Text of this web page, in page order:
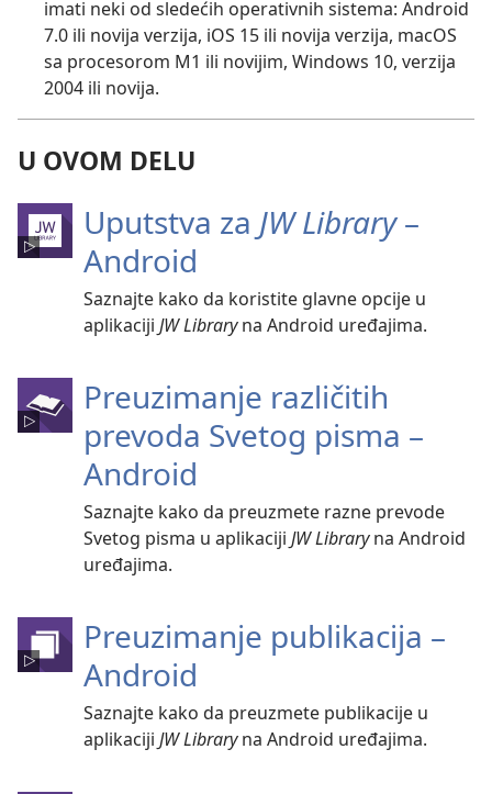
imati neki od sledećih operativnih sistema: Android
7.0 ili novija verzija, iOS 15 ili novija verzija, macOS
sa procesorom M1 ili novijim, Windows 10, verzija
2004 ili novija.
U OVOM DELU
Uputstva za JW Library–
Android
Saznajte kako da koristite glavne opcije u
aplikaciji JW Libraryna Android uređajima.
Preuzimanje različitih
prevoda Svetog pisma –
Android
Saznajte kako da preuzmete razne prevode
Svetog pisma u aplikaciji JW Libraryna Android
uređajima.
Preuzimanje publikacija –
Android
Saznajte kako da preuzmete publikacije u
aplikaciji JW Libraryna Android uređajima.